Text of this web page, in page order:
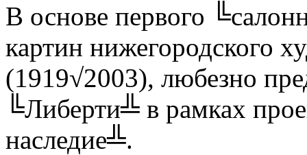
В основе первого
картин нижегородского
(1919√2003), любезно
╚Либерти╩ в рамках
наследие╩.